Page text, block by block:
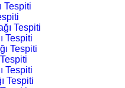
Tespiti
Tespiti
Tespiti
Tespiti
Tespiti
Tespiti